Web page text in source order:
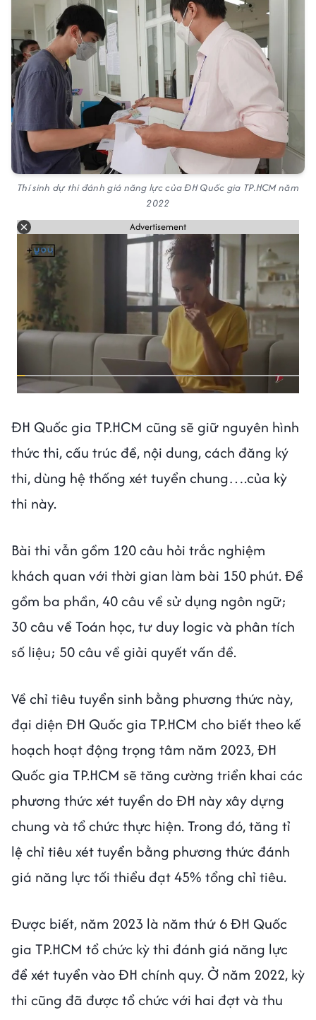
Thí sinh dự thi đánh giá năng lực của ĐH Quốc gia TP.HCM năm
2022
Advertisement
ĐH Quốc gia TP.HCM cũng sẽ giữ nguyên hình
thức thi, cấu trúc đề, nội dung, cách đăng ký
thi, dùng hệ thống xét tuyển chung….của kỳ
thi này.
Bài thi vẫn gồm 120 câu hỏi trắc nghiệm
khách quan với thời gian làm bài 150 phút. Đề
gồm ba phần, 40 câu về sử dụng ngôn ngữ;
30 câu về Toán học, tư duy logic và phân tích
số liệu; 50 câu về giải quyết vấn đề.
Về chỉ tiêu tuyển sinh bằng phương thức này,
đại diện ĐH Quốc gia TP.HCM cho biết theo kế
hoạch hoạt động trọng tâm năm 2023, ĐH
Quốc gia TP.HCM sẽ tăng cường triển khai các
phương thức xét tuyển do ĐH này xây dựng
chung và tổ chức thực hiện. Trong đó, tăng tỉ
lệ chỉ tiêu xét tuyển bằng phương thức đánh
giá năng lực tối thiểu đạt 45% tổng chỉ tiêu.
Được biết, năm 2023 là năm thứ 6 ĐH Quốc
gia TP.HCM tổ chức kỳ thi đánh giá năng lực
để xét tuyển vào ĐH chính quy. Ở năm 2022, kỳ
thi cũng đã được tổ chức với hai đợt và thu